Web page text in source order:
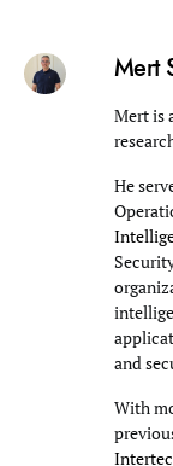
Mert
Mert is
He
and
With